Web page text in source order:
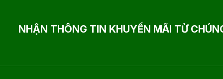
NHẬN THÔNG TIN KHUYẾN MÃI TỪ